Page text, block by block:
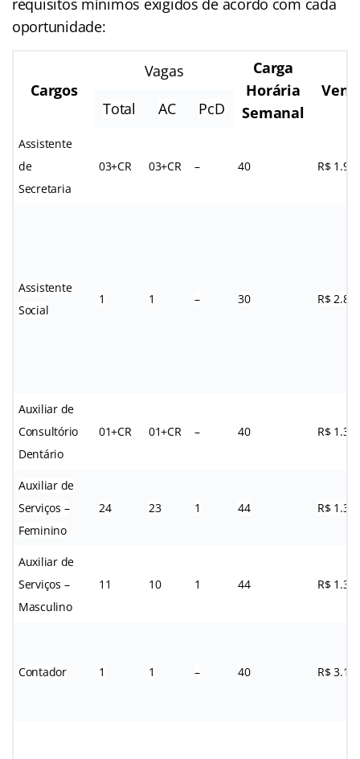
requisitos mínimos exigidos de acordo com cada
oportunidade:
Cargos
Vagas
Carga
Horária
Semanal
Total
AC PcD
Assistente
de
Secretaria
03+CR 03+CR – 40 R$
Assistente
Social
1 1 – 30 R$
Auxiliar de
Consultório
Dentário
01+CR 01+CR – 40 R$
Auxiliar de
Serviços –
Feminino
24 23 1 44 R$
Auxiliar de
Serviços –
Masculino
11 10 1 44 R$
Contador 1 1 – 40 R$